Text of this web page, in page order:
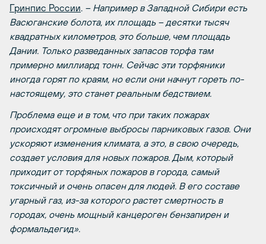
Гринпис России. – Например в Западной Сибири есть
Васюганские болота, их площадь – десятки тысяч
квадратных километров, это больше, чем площадь
Дании. Только разведанных запасов торфа там
примерно миллиард тонн. Сейчас эти торфяники
иногда горят по краям, но если они начнут гореть по-
настоящему, это станет реальным бедствием.
Проблема еще и в том, что при таких пожарах
происходят огромные выбросы парниковых газов. Они
ускоряют изменения климата, а это, в свою очередь,
создает условия для новых пожаров. Дым, который
приходит от торфяных пожаров в города, самый
токсичный и очень опасен для людей. В его составе
угарный газ, из-за которого растет смертность в
городах, очень мощный канцероген бензапирен и
формальдегид».